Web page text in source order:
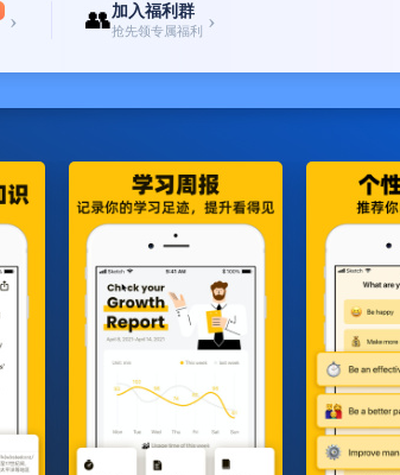
› 👥加入福利群
抢先领专属福利 ›